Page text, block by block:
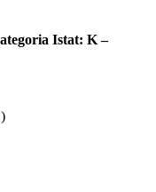
Istat: K –